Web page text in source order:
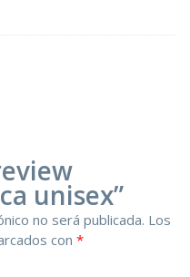
unisex”
no será publicada. Los
con *